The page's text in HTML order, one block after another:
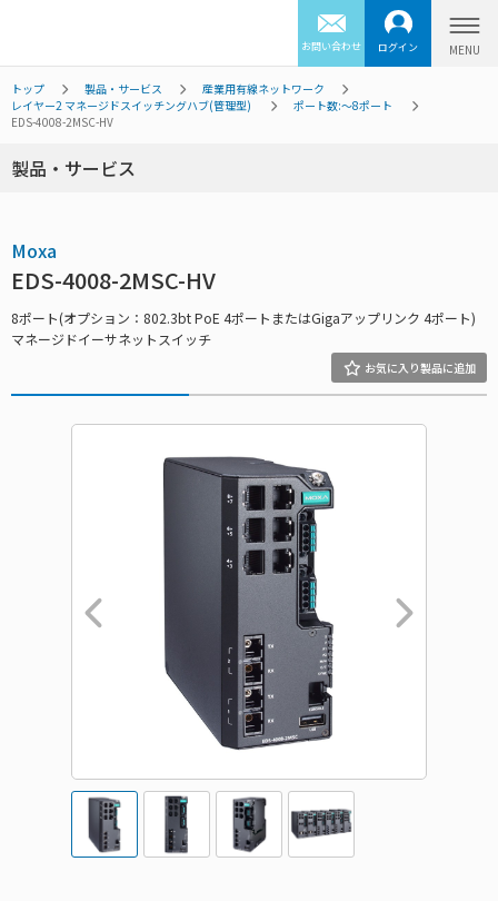
お問い合わせ ログイン
トップ 製品・サービス
産業用有線ネットワーク
レイヤー2 マネージドスイッチングハブ(管理型)
ポート数:～8ポート
EDS-4008-2MSC-HV
製品・サービス
Moxa
EDS-4008-2MSC-HV
8ポート(オプション：802.3bt PoE 4ポートまたはGigaアップリンク 4ポート)
マネージドイーサネットスイッチ